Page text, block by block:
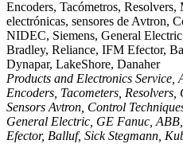
Encoders, Tacómetros,
electrónicas, sensores de Avtron,
NIDEC, Siemens, General
Bradley, Reliance, IFM Efector,
Dynapar, LakeShore, Danaher
Products and Electronics Service,
Encoders, Tacometers, Resolvers,
Sensors Avtron, Control
General Electric, GE Fanuc,
Efector, Balluf, Sick Stegmann,